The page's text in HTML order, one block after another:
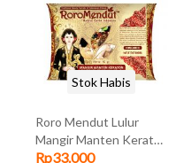
Roro Mendut Lulur
Mangir Manten Keraton
40gr
Rp33.000
Stok Habis